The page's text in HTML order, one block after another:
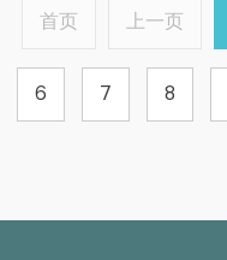
首页 上一页
6 7 8